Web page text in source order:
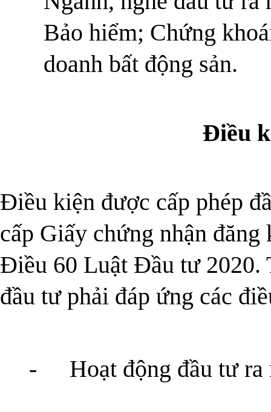
Bảo hiểm; Chứng
doanh bất động sản.
Điều
Điều kiện được cấp phép
cấp Giấy chứng nhận
Điều 60 Luật Đầu tư 2020.
đầu tư phải đáp ứng các
- Hoạt động đầu tư